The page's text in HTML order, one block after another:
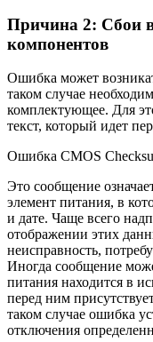
Причина 2: Сбои
компонентов
Ошибка может
таком случае
комплектующее. Для
текст, который идет
Ошибка CMOS
Это сообщение
элемент питания, в
и дате. Чаще всего
отображении этих
неисправность,
Иногда сообщение
питания находится в
перед ним
таком случае ошибка
отключения